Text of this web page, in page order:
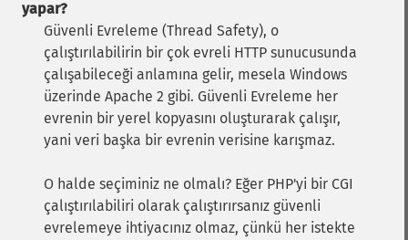
yapar?
Güvenli Evreleme (Thread Safety), o
çalıştırılabilirin bir çok evreli HTTP sunucusunda
çalışabileceği anlamına gelir, mesela Windows
üzerinde Apache 2 gibi. Güvenli Evreleme her
evrenin bir yerel kopyasını oluşturarak çalışır,
yani veri başka bir evrenin verisine karışmaz.
O halde seçiminiz ne olmalı? Eğer PHP'yi bir CGI
çalıştırılabiliri olarak çalıştırırsanız güvenli
evrelemeye ihtiyacınız olmaz, çünkü her istekte